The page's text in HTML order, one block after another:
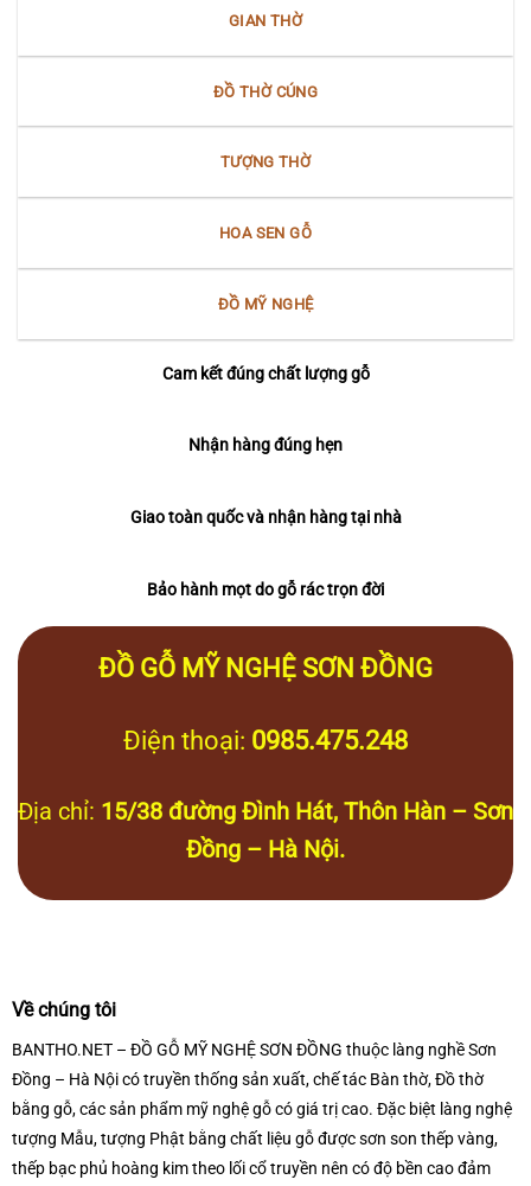
Nam
GIAN THỜ
ĐỒ THỜ CÚNG
TƯỢNG THỜ
HOA SEN GỖ
ĐỒ MỸ NGHỆ
Cam kết đúng chất lượng gỗ
Nhận hàng đúng hẹn
Giao toàn quốc và nhận hàng tại nhà
Bảo hành mọt do gỗ rác trọn đời
ĐỒ GỖ MỸ NGHỆ SƠN ĐỒNG
Điện thoại: 0985.475.248
Địa chỉ: 15/38 đường Đình Hát, Thôn Hàn – Sơn
Đồng – Hà Nội.
Về chúng tôi
BANTHO.NET – ĐỒ GỖ MỸ NGHỆ SƠN ĐỒNG thuộc làng nghề Sơn
Đồng – Hà Nội có truyền thống sản xuất, chế tác Bàn thờ, Đồ thờ
bằng gỗ, các sản phẩm mỹ nghệ gỗ có giá trị cao. Đặc biệt làng nghệ
tượng Mẫu, tượng Phật bằng chất liệu gỗ được sơn son thếp vàng,
thếp bạc phủ hoàng kim theo lối cổ truyền nên có độ bền cao đảm